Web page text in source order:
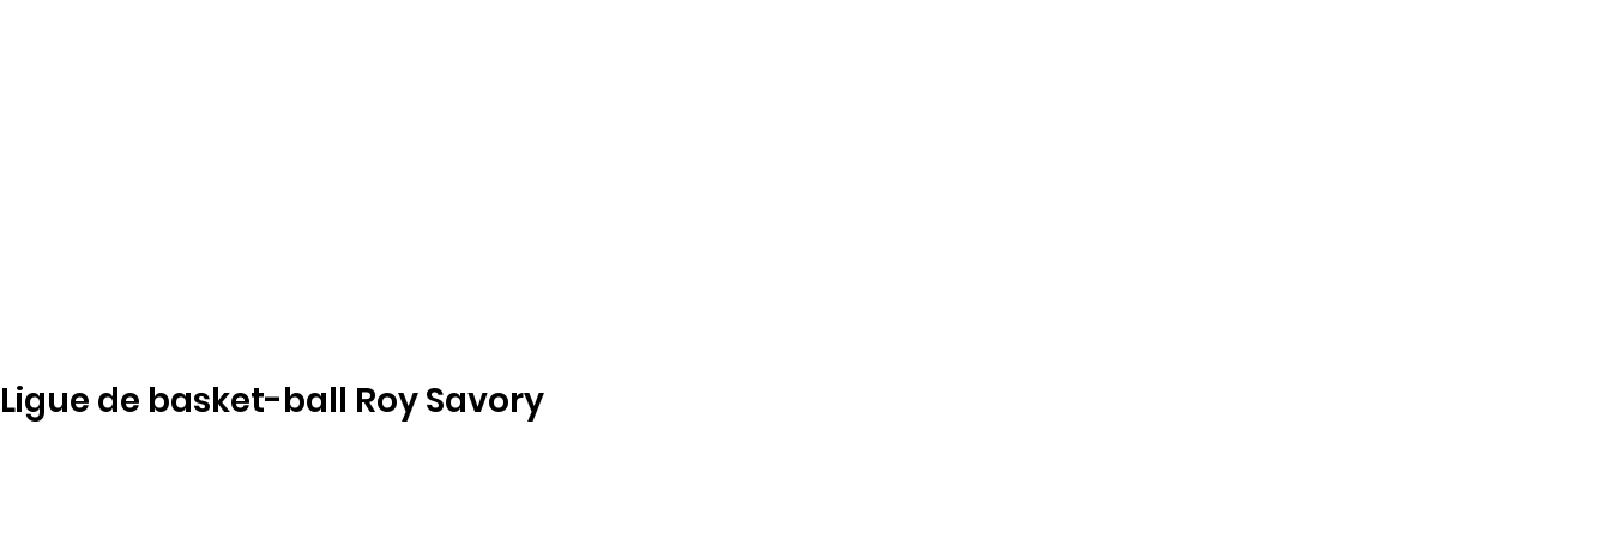
Ligue de basket-ball Roy Savory